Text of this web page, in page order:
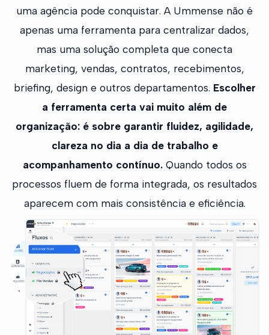
uma agência pode conquistar. A Ummense não é
apenas uma ferramenta para centralizar dados,
mas uma solução completa que conecta
marketing, vendas, contratos, recebimentos,
briefing, design e outros departamentos. Escolher
a ferramenta certa vai muito além de
organização: é sobre garantir fluidez, agilidade,
clareza no dia a dia de trabalho e
acompanhamento contínuo.Quando todos os
processos fluem de forma integrada, os resultados
aparecem com mais consistência e eficiência.